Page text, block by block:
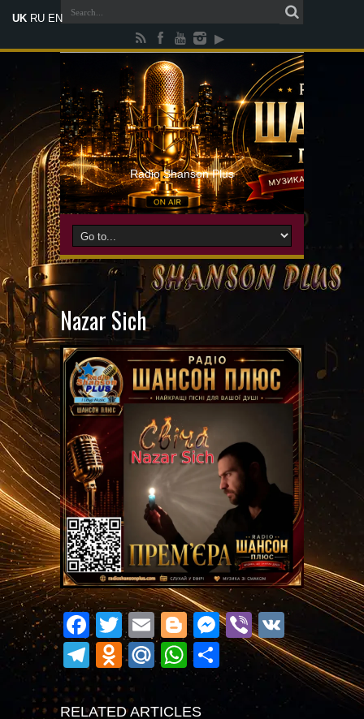
Radio Shanson Plus
Nazar Sich
Facebook
Twitter
EmailBlogger
Messenger
Viber
Telegram
Odnoklassniki
Mail.Ru
WhatsApp
Поділитися
RELATED ARTICLES
UK RU EN